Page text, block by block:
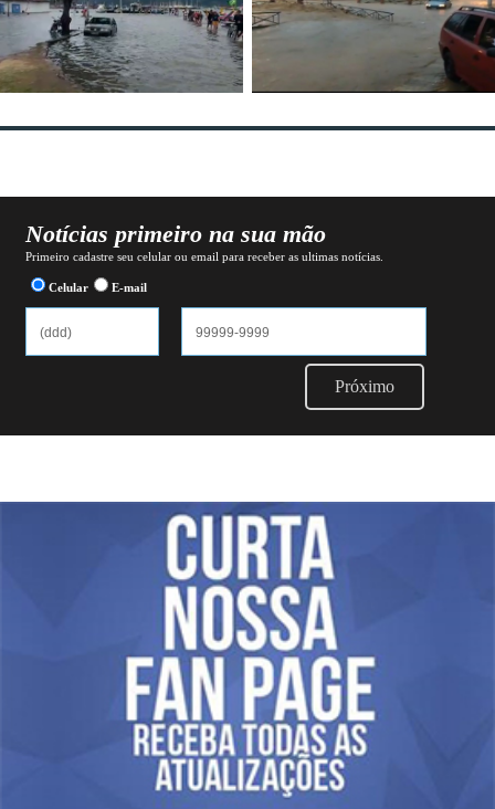
Notícias primeiro na sua mão
Primeiro cadastre seu celular ou email para receber as ultimas notícias.
Celular E-mail
Próximo